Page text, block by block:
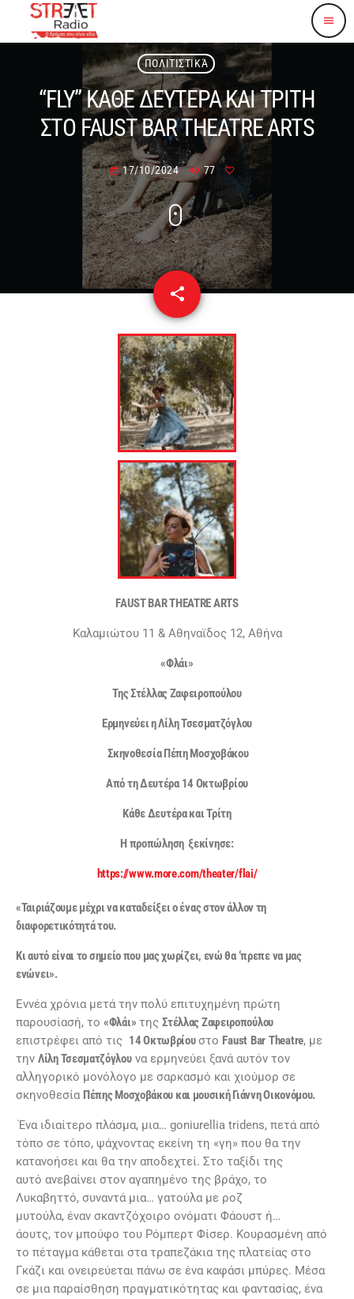
menu
ΠΟΛΙΤΙΣΤΙΚΆ
“FLY” ΚΑΘΕ ΔΕΥΤΕΡΑ ΚΑΙ ΤΡΙΤΗ
ΣΤΟ FAUST BAR THEATRE ARTS
today 17/10/2024 77
share
email
FAUST BAR THEATRE ARTS
Καλαμιώτου 11 & Αθηναϊδος 12, Αθήνα
«Φλάι»
Της Στέλλας Ζαφειροπούλου
Ερμηνεύει η Λίλη Τσεσματζόγλου
Σκηνοθεσία Πέπη Μοσχοβάκου
Από τη Δευτέρα 14 Οκτωβρίου
Κάθε Δευτέρα και Τρίτη
Η προπώληση ξεκίνησε:
https://www.more.com/theater/flai/
«Ταιριάζουμε μέχρι να καταδείξει ο ένας στον άλλον τη
διαφορετικότητά του.
Κι αυτό είναι το σημείο που μας χωρίζει, ενώ θα ‘πρεπε να μας
ενώνει».
Εννέα χρόνια μετά την πολύ επιτυχημένη πρώτη
παρουσίασή, το «Φλάι» τηςΣτέλλας Ζαφειροπούλου
επιστρέφει από τις 14 Οκτωβρίουστο Faust Bar Theatre, με
την Λίλη Τσεσματζόγλουνα ερμηνεύει ξανά αυτόν τον
αλληγορικό μονόλογο με σαρκασμό και χιούμορ σε
σκηνοθεσία Πέπης Μοσχοβάκου και μουσική Γιάννη Οικονόμου.
Ένα ιδιαίτερο πλάσμα, μια… goniurellia tridens, πετά από
τόπο σε τόπο, ψάχνοντας εκείνη τη «γη» που θα την
κατανοήσει και θα την αποδεχτεί. Στο ταξίδι της
αυτό ανεβαίνει στον αγαπημένο της βράχο, το
Λυκαβηττό, συναντά μια… γατούλα με ροζ
μυτούλα, έναν σκαντζόχοιρο ονόματι Φάουστ ή…
άουτς, τον μπούφο του Ρόμπερτ Φίσερ. Κουρασμένη από
το πέταγμα κάθεται στα τραπεζάκια της πλατείας στο
Γκάζι και ονειρεύεται πάνω σε ένα καφάσι μπύρες. Μέσα
σε μια παραίσθηση πραγματικότητας και φαντασίας, ένα